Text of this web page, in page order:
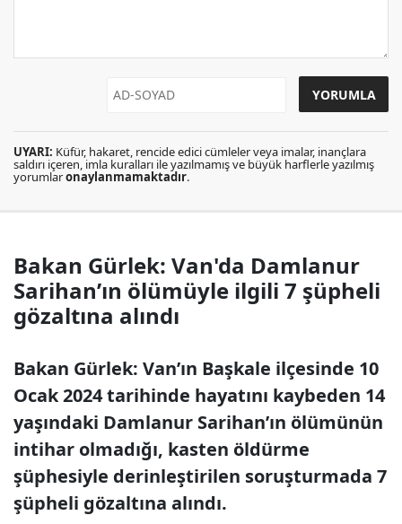
UYARI: Küfür, hakaret, rencide edici cümleler veya imalar, inançlara
saldırı içeren, imla kuralları ile yazılmamış ve büyük harflerle yazılmış
yorumlaronaylanmamaktadır.
Bakan Gürlek: Van'da Damlanur
Sarihan’ın ölümüyle ilgili 7 şüpheli
gözaltına alındı
Bakan Gürlek: Van’ın Başkale ilçesinde 10
Ocak 2024 tarihinde hayatını kaybeden 14
yaşındaki Damlanur Sarihan’ın ölümünün
intihar olmadığı, kasten öldürme
şüphesiyle derinleştirilen soruşturmada 7
şüpheli gözaltına alındı.